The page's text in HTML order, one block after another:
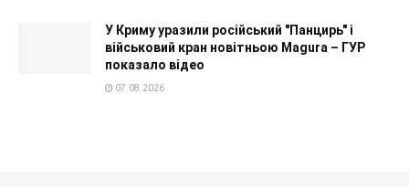
У Криму уразили російський "Панцирь" і
військовий кран новітньою Magura – ГУР
показало відео
07.08.2026